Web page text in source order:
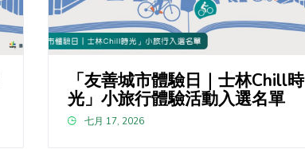
「友善城市體驗日｜士林Chill時
光」小旅行體驗活動入選名單
七月 17, 2026